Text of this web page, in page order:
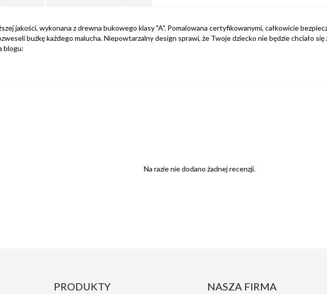
jakości, wykonana z drewna bukowego klasy "A". Pomalowana certyfikowanymi, całkowicie
buźkę każdego malucha. Niepowtarzalny design sprawi, że Twoje dziecko nie będzie chciało się
blogu:
Na razie nie dodano żadnej recenzji.
PRODUKTY NASZA FIRMA